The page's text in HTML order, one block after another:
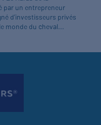
par un entrepreneur
d’investisseurs privés
monde du cheval...